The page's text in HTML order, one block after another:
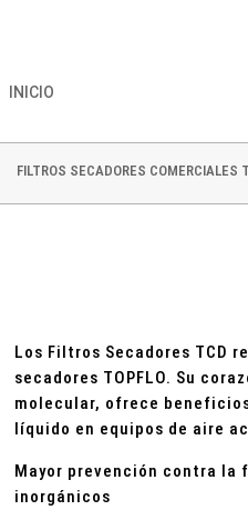
INICIO
FILTROS SECADORES COMERCIALES
Los Filtros Secadores TCD
secadores TOPFLO. Su
molecular, ofrece
líquido en equipos de aire
Mayor prevención contra la
inorgánicos